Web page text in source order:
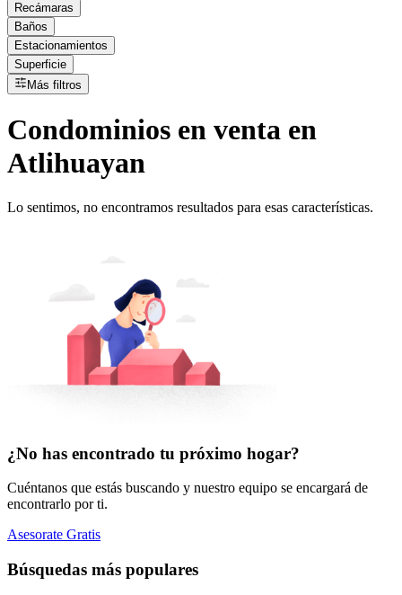
Recámaras
Baños
Estacionamientos
Superficie
Más filtros
Condominios en venta en
Atlihuayan
Lo sentimos, no encontramos resultados para esas características.
¿No has encontrado tu próximo hogar?
Cuéntanos que estás buscando y nuestro equipo se encargará de
encontrarlo por ti.
Asesorate Gratis
Búsquedas más populares